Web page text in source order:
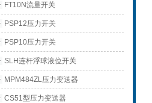
FT10N流量开关
PSP12压力开关
PSP10压力开关
SLH连杆浮球液位开关
MPM484ZL压力变送器
CS51型压力变送器